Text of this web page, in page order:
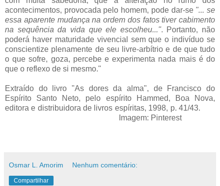
acontecimentos, provocada pelo homem, pode dar-se "... se
essa aparente mudança na ordem dos fatos tiver cabimento
na sequência da vida que ele escolheu...". Portanto, não
poderá haver maturidade vivencial sem que o indivíduo se
conscientize plenamente de seu livre-arbítrio e de que tudo
o que sofre, goza, percebe e experimenta nada mais é do
que o reflexo de si mesmo."
Extraído do livro "As dores da alma", de Francisco do
Espírito Santo Neto, pelo espírito Hammed, Boa Nova,
editora e distribuidora de livros espíritas, 1998, p. 41/43.
Imagem: Pinterest
Osmar L. Amorim Nenhum comentário:
Compartilhar